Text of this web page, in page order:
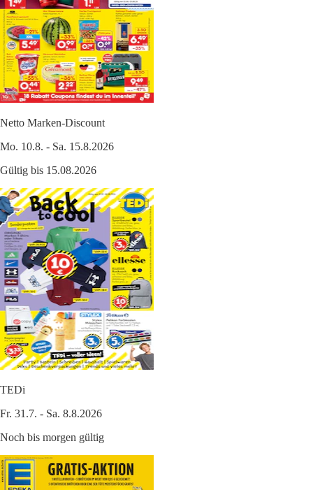
Netto Marken-Discount
Mo. 10.8. - Sa. 15.8.2026
Gültig bis 15.08.2026
TEDi
Fr. 31.7. - Sa. 8.8.2026
Noch bis morgen gültig